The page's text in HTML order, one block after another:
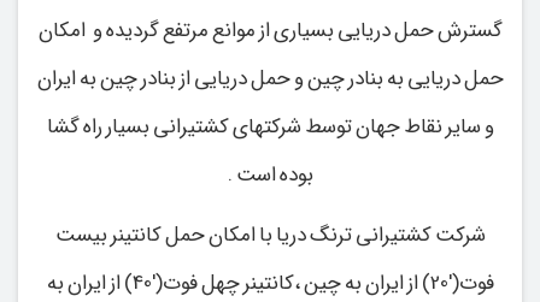
گسترش حمل دریایی بسیاری از موانع مرتفع گردیده و امکان
حمل دریایی به بنادر چین و حمل دریایی از بنادر چین به ایران
و سایر نقاط جهان توسط شرکتهای کشتیرانی بسیار راه گشا
بوده است .
شرکت کشتیرانی ترنگ دریا با امکان حمل کانتینر بیست
فوت('20) از ایران به چین ،کانتینر چهل فوت('40) از ایران به